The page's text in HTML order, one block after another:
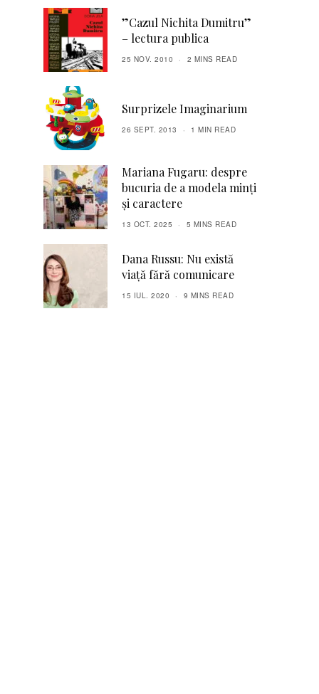
”Cazul Nichita Dumitru”
– lectura publica
25 NOV. 2010 2 MINS READ
Surprizele Imaginarium
26 SEPT. 2013 1 MIN READ
Mariana Fugaru: despre
bucuria de a modela minți
și caractere
13 OCT. 2025 5 MINS READ
Dana Russu: Nu există
viață fără comunicare
15 IUL. 2020 9 MINS READ